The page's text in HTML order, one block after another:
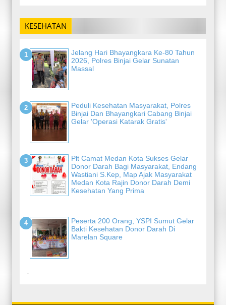
KESEHATAN
Jelang Hari Bhayangkara Ke-80 Tahun
2026, Polres Binjai Gelar Sunatan
Massal
Peduli Kesehatan Masyarakat, Polres
Binjai Dan Bhayangkari Cabang Binjai
Gelar 'Operasi Katarak Gratis'
Plt Camat Medan Kota Sukses Gelar
Donor Darah Bagi Masyarakat, Endang
Wastiani S.Kep, Map Ajak Masyarakat
Medan Kota Rajin Donor Darah Demi
Kesehatan Yang Prima
Peserta 200 Orang, YSPI Sumut Gelar
Bakti Kesehatan Donor Darah Di
Marelan Square
-